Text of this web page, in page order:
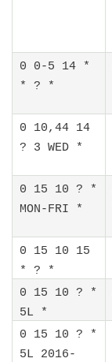
0 0-5 14 *
* ? *
0 10,44 14
? 3 WED *
0 15 10 ? *
MON-FRI *
0 15 10 15
* ? *
0 15 10 ? *
5L *
0 15 10 ? *
5L 2016-